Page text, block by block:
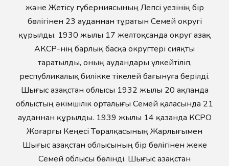
және Жетісу губерниясының Лепсі уезінің бір
бөлігінен 23 ауданнан тұратын Семей округі
құрылды. 1930 жылы 17 желтоқсанда округ Қазақ
АКСР-нің барлық басқа округтері сияқты
таратылды, оның аудандары үлкейтіліп,
республикалық билікке тікелей бағынуға берілді.
Шығыс Қазақстан облысы 1932 жылы 20 ақпанда
облыстың әкімшілік орталығы Семей қаласында 21
ауданнан құрылды. 1939 жылы 14 қазанда КСРО
Жоғарғы Кеңесі Төралқасының Жарлығымен
Шығыс Қазақстан облысының бір бөлігінен жеке
Семей облысы бөлінді. Шығыс Қазақстан